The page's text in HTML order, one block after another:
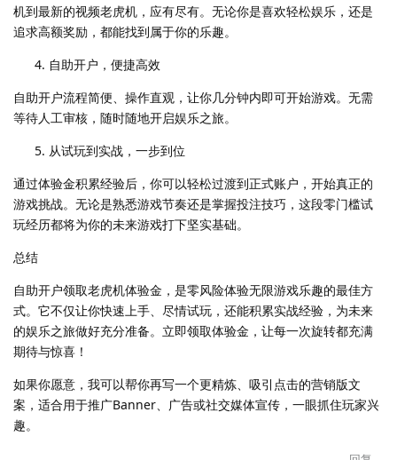
机到最新的视频老虎机，应有尽有。无论你是喜欢轻松娱乐，还是
追求高额奖励，都能找到属于你的乐趣。
自助开户，便捷高效
自助开户流程简便、操作直观，让你几分钟内即可开始游戏。无需
等待人工审核，随时随地开启娱乐之旅。
从试玩到实战，一步到位
通过体验金积累经验后，你可以轻松过渡到正式账户，开始真正的
游戏挑战。无论是熟悉游戏节奏还是掌握投注技巧，这段零门槛试
玩经历都将为你的未来游戏打下坚实基础。
总结
自助开户领取老虎机体验金，是零风险体验无限游戏乐趣的最佳方
式。它不仅让你快速上手、尽情试玩，还能积累实战经验，为未来
的娱乐之旅做好充分准备。立即领取体验金，让每一次旋转都充满
期待与惊喜！
如果你愿意，我可以帮你再写一个更精炼、吸引点击的营销版文
案，适合用于推广Banner、广告或社交媒体宣传，一眼抓住玩家兴
趣。